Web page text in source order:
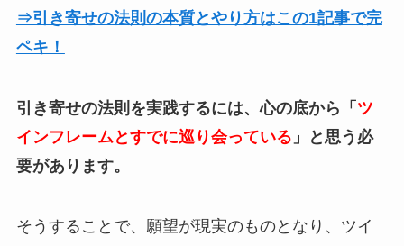
⇒引き寄せの法則の本質とやり方はこの1記事で完
ペキ！
引き寄せの法則を実践するには、心の底から「 ツ
インフレームとすでに巡り会っている 」と思う必
要があります。
そうすることで、願望が現実のものとなり、ツイ